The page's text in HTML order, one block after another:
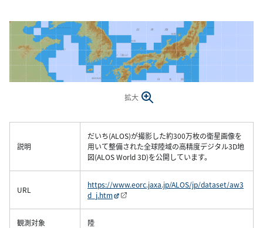
拡大
説明
だいち(ALOS)が撮影した約300万枚の衛星画像を
用いて整備された全球陸域の高精度デジタル3D地
図(ALOS World 3D)を公開しています。
URL
https://www.eorc.jaxa.jp/ALOS/jp/dataset/aw3
d_j.htm
観測対象 陸